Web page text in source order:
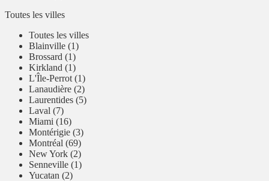
Toutes les villes
Toutes les villes
Blainville (1)
Brossard (1)
Kirkland (1)
L'Île-Perrot (1)
Lanaudière (2)
Laurentides (5)
Laval (7)
Miami (16)
Montérigie (3)
Montréal (69)
New York (2)
Senneville (1)
Yucatan (2)